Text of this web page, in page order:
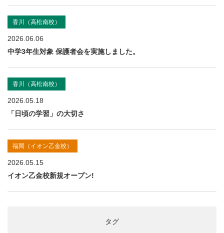
香川（高松南校）
2026.06.06
中学3年生対象 保護者会を実施しました。
香川（高松南校）
2026.05.18
「日頃の学習」の大切さ
福岡（イオン乙金校）
2026.05.15
イオン乙金校新規オープン!
タグ